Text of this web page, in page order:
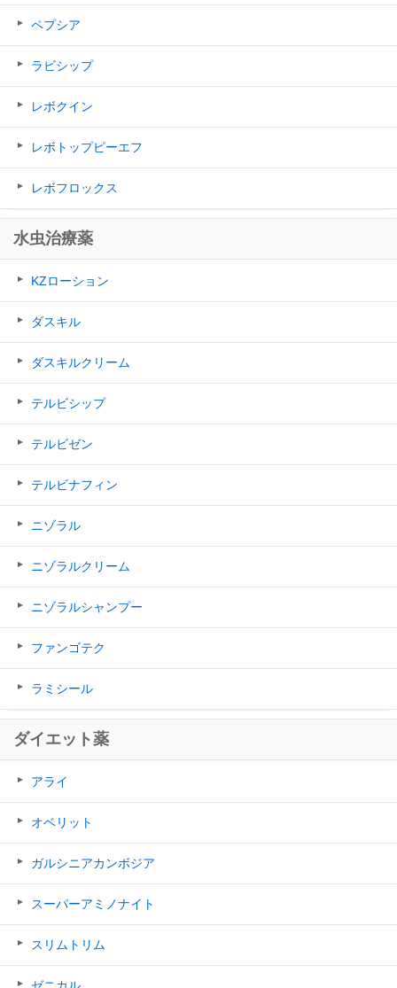
ペプシア
ラビシップ
レボクイン
レボトップピーエフ
レボフロックス
水虫治療薬
KZローション
ダスキル
ダスキルクリーム
テルビシップ
テルビゼン
テルビナフィン
ニゾラル
ニゾラルクリーム
ニゾラルシャンプー
ファンゴテク
ラミシール
ダイエット薬
アライ
オベリット
ガルシニアカンボジア
スーパーアミノナイト
スリムトリム
ゼニカル